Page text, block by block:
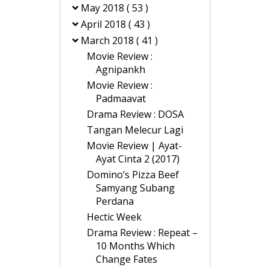
May 2018 ( 53 )
April 2018 ( 43 )
March 2018 ( 41 )
Movie Review :
Agnipankh
Movie Review :
Padmaavat
Drama Review : DOSA
Tangan Melecur Lagi
Movie Review | Ayat-
Ayat Cinta 2 (2017)
Domino’s Pizza Beef
Samyang Subang
Perdana
Hectic Week
Drama Review : Repeat –
10 Months Which
Change Fates